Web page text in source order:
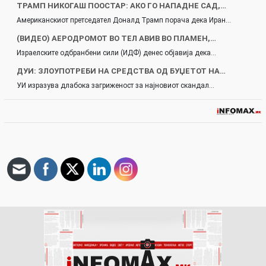
ТРАМП НИКОГАШ ПООСТАР: АКО ГО НАПАДНЕ САД,…
Американскиот претседател Доналд Трамп порача дека Иран…
(ВИДЕО) АЕРОДРОМОТ ВО ТЕЛ АВИВ ВО ПЛАМЕН,…
Израелските одбранбени сили (ИДФ) денес објавија дека…
ДУИ: ЗЛОУПОТРЕБИ НА СРЕДСТВА ОД БУЏЕТОТ НА…
УИ изразува длабока загриженост за најновиот скандал…